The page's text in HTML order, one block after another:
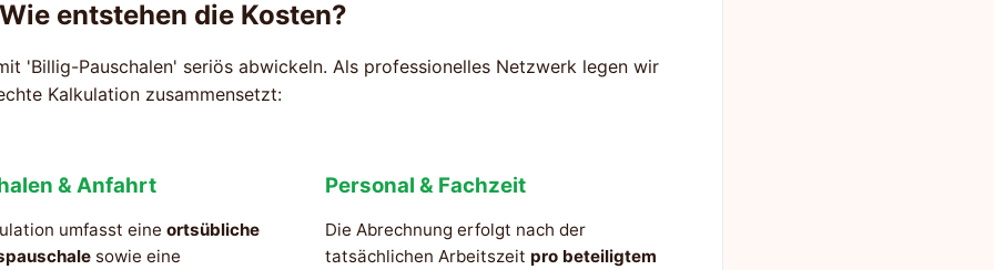
entstehen die Kosten?
'Billig-Pauschalen' seriös abwickeln. Als professionelles Netzwerk legen wir
Kalkulation zusammensetzt:
& Anfahrt
umfasst eine ortsübliche
sowie eine
Personal & Fachzeit
Die Abrechnung erfolgt nach der
tatsächlichen Arbeitszeit pro beteiligtem